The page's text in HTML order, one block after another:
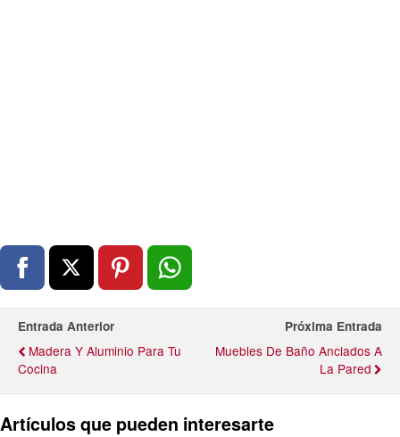
Entrada Anterior
Madera Y Aluminio Para Tu
Cocina
Próxima Entrada
Muebles De Baño Anclados A
La Pared
Artículos que pueden interesarte